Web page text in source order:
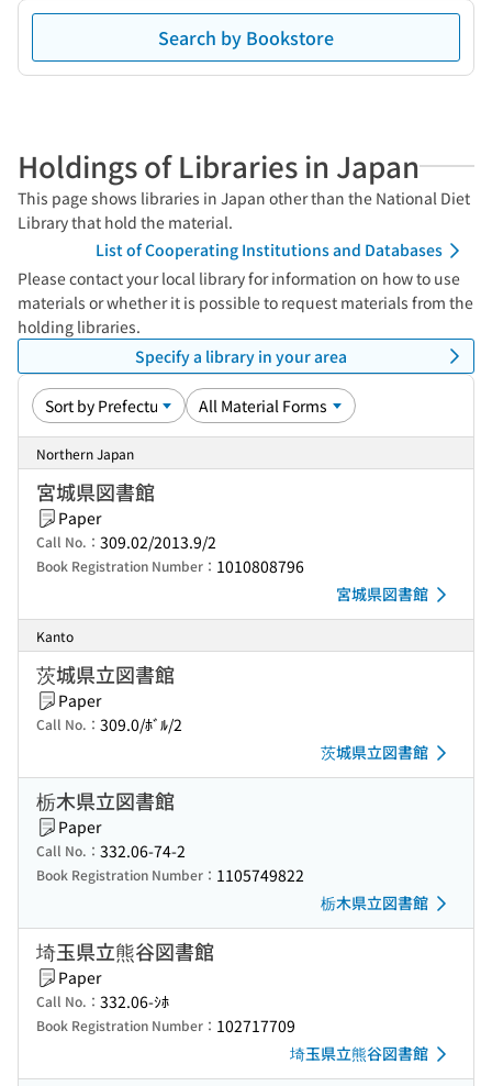
Search by Bookstore
Holdings of Libraries in Japan
This page shows libraries in Japan other than the National Diet
Library that hold the material.
List of Cooperating Institutions and Databases
Please contact your local library for information on how to use
materials or whether it is possible to request materials from the
holding libraries.
Specify a library in your area
Northern Japan
宮城県図書館
Paper
Call No.： 309.02/2013.9/2
Book Registration Number： 1010808796
宮城県図書館
Kanto
茨城県立図書館
Paper
Call No.： 309.0/ﾎﾞﾙ/2
茨城県立図書館
栃木県立図書館
Paper
Call No.： 332.06-74-2
Book Registration Number： 1105749822
栃木県立図書館
埼玉県立熊谷図書館
Paper
Call No.： 332.06-ｼﾎ
Book Registration Number： 102717709
埼玉県立熊谷図書館